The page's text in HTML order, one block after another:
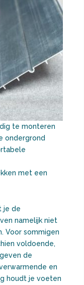
te monteren
ondergrond
met een
je de
namelijk niet
Voor sommigen
voldoende,
de
en
houdt je voeten